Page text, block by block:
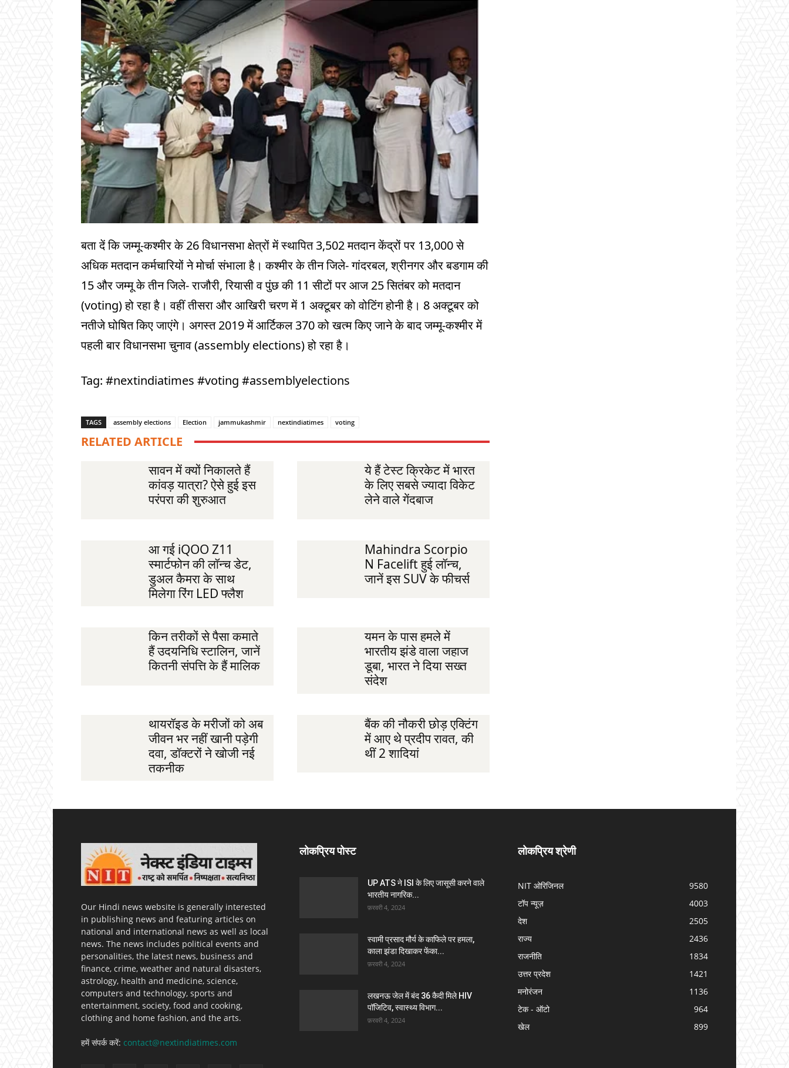
बता दें कि जम्मू-कश्मीर के 26 विधानसभा क्षेत्रों में स्थापित 3,502 मतदान केंद्रों पर 13,000 से
अधिक मतदान कर्मचारियों ने मोर्चा संभाला है। कश्मीर के तीन जिले- गांदरबल, श्रीनगर और बडगाम की
15 और जम्मू के तीन जिले- राजौरी, रियासी व पुंछ की 11 सीटों पर आज 25 सितंबर को मतदान
(voting) हो रहा है। वहीं तीसरा और आखिरी चरण में 1 अक्टूबर को वोटिंग होनी है। 8 अक्टूबर को
नतीजे घोषित किए जाएंगे। अगस्त 2019 में आर्टिकल 370 को खत्म किए जाने के बाद जम्मू-कश्मीर में
पहली बार विधानसभा चुनाव (assembly elections) हो रहा है।
Tag: #nextindiatimes #voting #assemblyelections
TAGS assembly elections Election jammukashmir nextindiatimes voting
RELATED ARTICLE
सावन में क्यों निकालते हैं
कांवड़ यात्रा? ऐसे हुई इस
परंपरा की शुरुआत
ये हैं टेस्ट क्रिकेट में भारत
के लिए सबसे ज्यादा विकेट
लेने वाले गेंदबाज
आ गई iQOO Z11
स्मार्टफोन की लॉन्च डेट,
डुअल कैमरा के साथ
मिलेगा रिंग LED फ्लैश
Mahindra Scorpio
N Facelift हुई लॉन्‍च,
जानें इस SUV के फीचर्स
किन तरीकों से पैसा कमाते
हैं उदयनिधि स्टालिन, जानें
कितनी संपत्ति के हैं मालिक
यमन के पास हमले में
भारतीय झंडे वाला जहाज
डूबा, भारत ने दिया सख्त
संदेश
थायरॉइड के मरीजों को अब
जीवन भर नहीं खानी पड़ेगी
दवा, डॉक्टरों ने खोजी नई
तकनीक
बैंक की नौकरी छोड़ एक्टिंग
में आए थे प्रदीप रावत, की
थीं 2 शादियां
Our Hindi news website is generally interested
in publishing news and featuring articles on
national and international news as well as local
news. The news includes political events and
personalities, the latest news, business and
finance, crime, weather and natural disasters,
astrology, health and medicine, science,
computers and technology, sports and
entertainment, society, food and cooking,
clothing and home fashion, and the arts.
हमें संपर्क करें: contact@nextindiatimes.com
लोकप्रिय पोस्ट
UP ATS ने ISI के लिए जासूसी करने वाले
भारतीय नागरिक...
फ़रवरी 4, 2024
स्वामी प्रसाद मौर्य के काफिले पर हमला,
काला झंडा दिखाकर फेंका...
फ़रवरी 4, 2024
लखनऊ जेल में बंद 36 कैदी मिले HIV
पॉजिटिव, स्वास्थ्य विभाग...
फ़रवरी 4, 2024
लोकप्रिय श्रेणी
NIT ओरिजिनल
9580
टॉप न्यूज़
4003
देश
2505
राज्य
2436
राजनीति
1834
उत्तर प्रदेश
1421
मनोरंजन
1136
टेक - ऑटो
964
खेल
899